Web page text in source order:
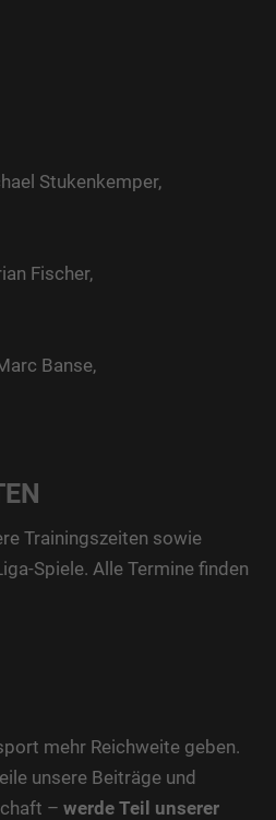
Stukenkemper,
Fischer,
Banse,
Trainingszeiten sowie
Spiele. Alle Termine finden
mehr Reichweite geben.
unsere Beiträge und
– werde Teil unserer